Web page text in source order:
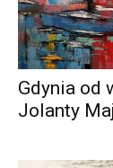
Gdynia od
Jolanty